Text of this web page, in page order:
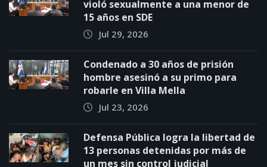
violó sexualmente a una menor de
15 años en SDE
Jul 29, 2026
Condenado a 30 años de prisión
hombre asesinó a su primo para
robarle en Villa Mella
Jul 23, 2026
Defensa Pública logra la libertad de
13 personas detenidas por más de
un mes sin control judicial